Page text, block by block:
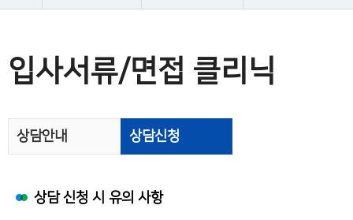
입사서류/면접 클리닉
상담안내 상담신청
상담 신청 시 유의 사항